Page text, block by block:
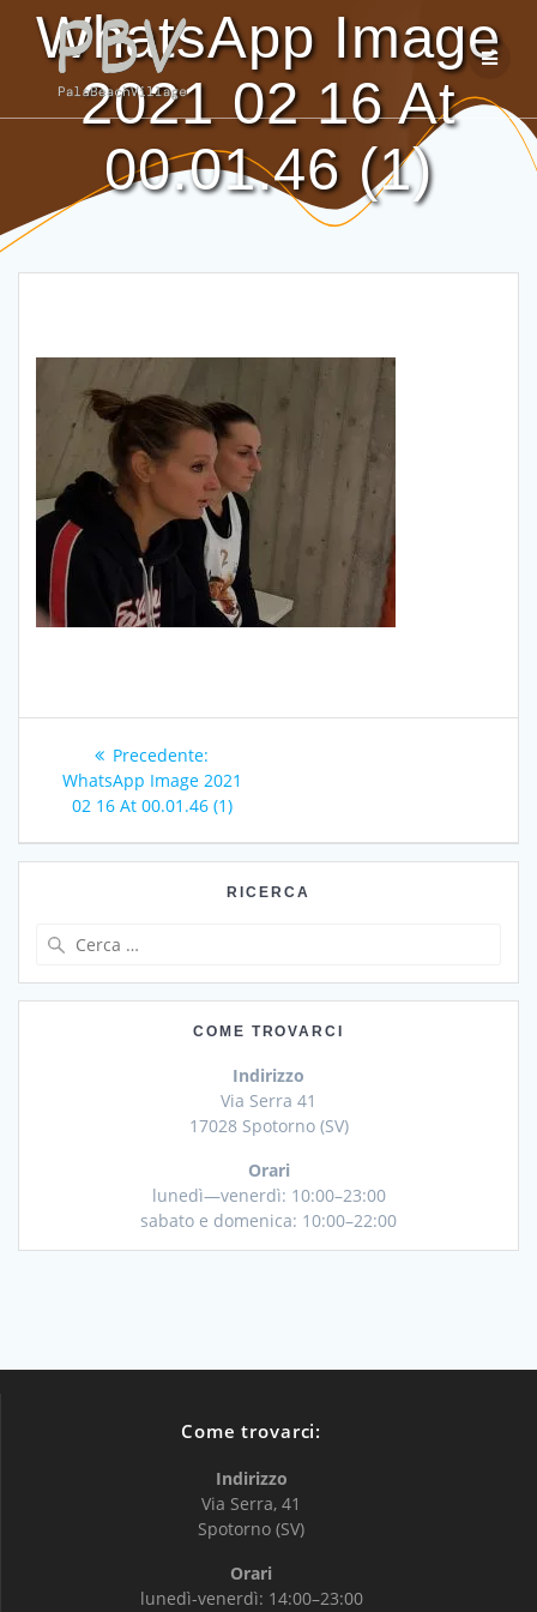
al
contenuto
WhatsApp Image
2021 02 16 At
00.01.46 (1)
Navigazione
articoli
Precedente:
precedente:
WhatsApp Image 2021
02 16 At 00.01.46 (1)
RICERCA
COME TROVARCI
Indirizzo
Via Serra 41
17028 Spotorno (SV)
Orari
lunedì—venerdì: 10:00–23:00
sabato e domenica: 10:00–22:00
Come trovarci:
Indirizzo
Via Serra, 41
Spotorno (SV)
Orari
lunedì-venerdì: 14:00–23:00